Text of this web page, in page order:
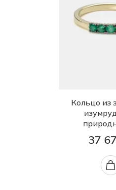
Кольцо из
37